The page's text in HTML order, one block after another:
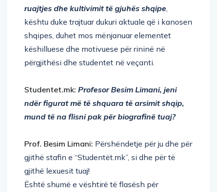
ruajtjes dhe kultivimit të gjuhës shqipe
kështu duke trajtuar dukuri aktuale që i kanosen
shqipes, duhet mos mënjanuar elementet
këshilluese dhe motivuese për rininë në
përgjithësi dhe studentet në veçanti.
Studentet.mk: Profesor Besim Limani, jeni
ndër figurat më të shquara të arsimit shqip,
mund të na flisni pak për biografinë tuaj?
Prof. Besim Limani: Përshëndetje për ju dhe për
gjithë stafin e “Studentët.mk”, si dhe për të
gjithë lexuesit tuaj!
Është shumë e vështirë të flasësh për